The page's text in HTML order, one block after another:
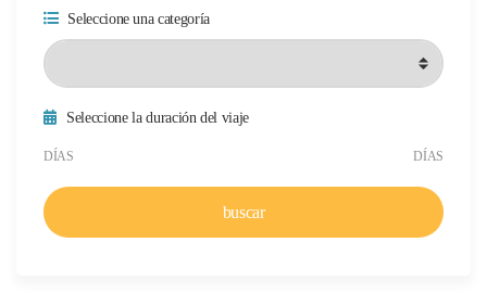
Seleccione una categoría
Seleccione la duración del viaje
Duración mínima del viaje
Duración máxima del viaje
DÍAS DÍAS
buscar